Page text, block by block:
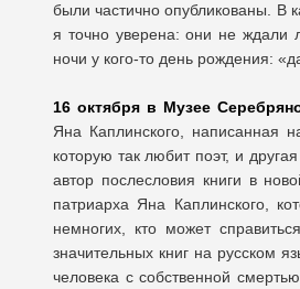
были частично опубликованы. В
я точно уверена: они не ждали
ночи у кого-то день рождения:
16 октября в Музее
Яна Каплинского, написанная
которую так любит поэт, и
автор послесловия книги в
патриарха Яна Каплинского,
немногих, кто может
значительных книг на русском
человека с собственной